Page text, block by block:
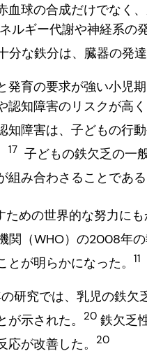
血球の合成だけでなく
ルギー代謝や神経系の
分な鉄分は、臓器の発
発育の要求が強い小児
認知障害のリスクが高
知障害は、子どもの行
17 子どもの鉄欠乏の一
み合わさることである
めの世界的な努力に
関（WHO）の2008年
が明らかになった。
11
研究では、乳児の鉄欠
示された。
20 鉄欠乏
が改善した。
20